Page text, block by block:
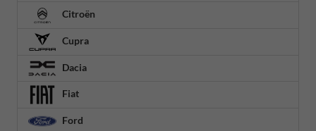
Citroën
Cupra
Dacia
Fiat
Ford